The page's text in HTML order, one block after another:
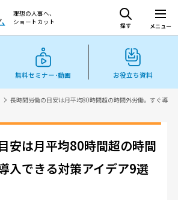
理想の人事へ、
ショートカット
探す メニュー
無料セミナー･動画 お役立ち資料
長時間労働の目安は月平均80時間超の時間外労働。すぐ導
安は月平均80時間超の時間
入できる対策アイデア9選